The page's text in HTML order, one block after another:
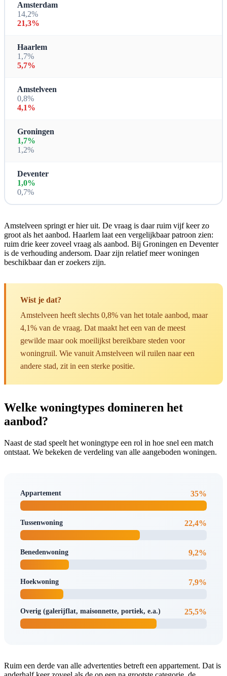
Amsterdam
14,2%
21,3%
Haarlem
1,7%
5,7%
Amstelveen
0,8%
4,1%
Groningen
1,7%
1,2%
Deventer
1,0%
0,7%
Amstelveen springt er hier uit. De vraag is daar ruim vijf keer zo
groot als het aanbod. Haarlem laat een vergelijkbaar patroon zien:
ruim drie keer zoveel vraag als aanbod. Bij Groningen en Deventer
is de verhouding andersom. Daar zijn relatief meer woningen
beschikbaar dan er zoekers zijn.
Wist je dat?
Amstelveen heeft slechts 0,8% van het totale aanbod, maar
4,1% van de vraag. Dat maakt het een van de meest
gewilde maar ook moeilijkst bereikbare steden voor
woningruil. Wie vanuit Amstelveen wil ruilen naar een
andere stad, zit in een sterke positie.
Welke woningtypes domineren het
aanbod?
Naast de stad speelt het woningtype een rol in hoe snel een match
ontstaat. We bekeken de verdeling van alle aangeboden woningen.
Appartement 35%
Tussenwoning 22,4%
Benedenwoning 9,2%
Hoekwoning 7,9%
Overig (galerijflat, maisonnette, portiek, e.a.) 25,5%
Ruim een derde van alle advertenties betreft een appartement. Dat is